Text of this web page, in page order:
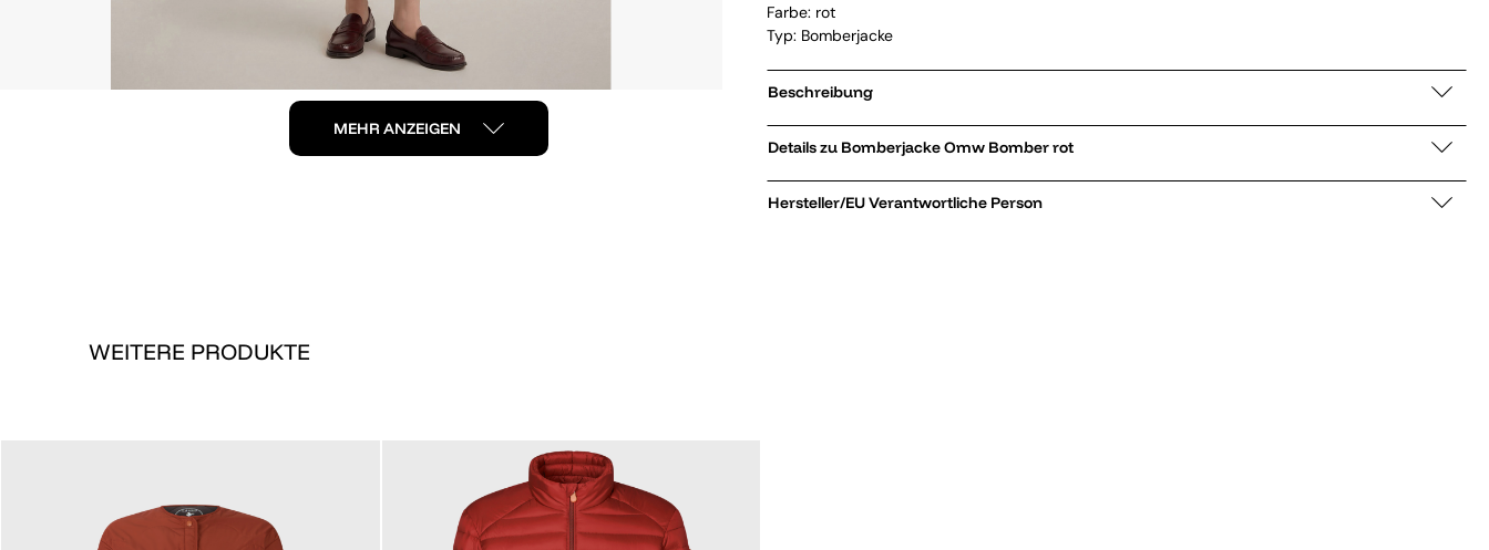
MEHR ANZEIGEN
Farbe: rot
Typ: Bomberjacke
Beschreibung
Details zu Bomberjacke Omw Bomber rot
Hersteller/EU Verantwortliche Person
WEITERE PRODUKTE